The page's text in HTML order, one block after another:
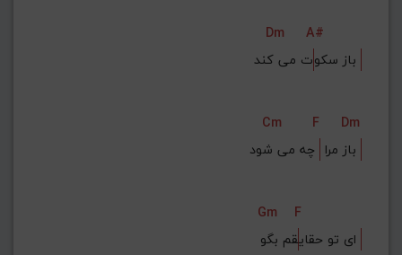
Dm
A#
باز سکو
Cm F
Dm
باز مرا
Gm
F
ای تو حقای